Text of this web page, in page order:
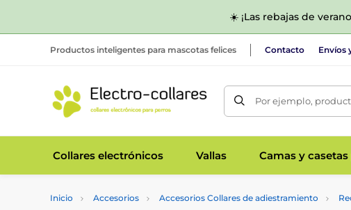
☀️ ¡Las rebajas de
Productos inteligentes para mascotas felices Contacto Envíos
Por ejemplo,
Collares electrónicos Vallas Camas y
Inicio Accesorios Accesorios Collares de adiestramiento